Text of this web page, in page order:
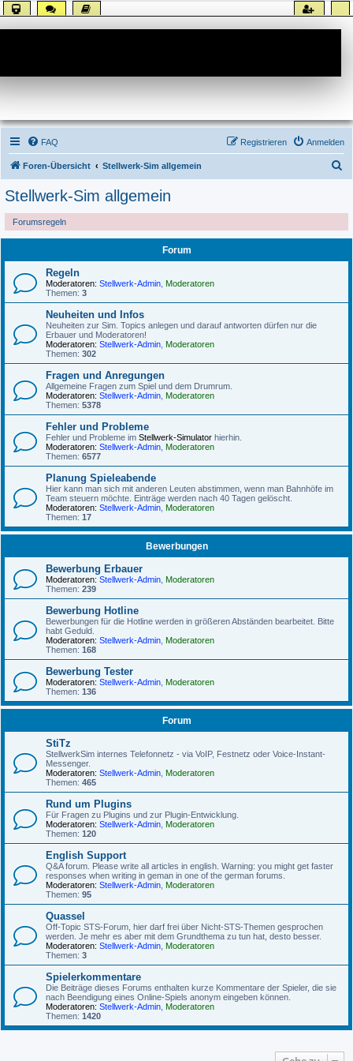
FAQ Anmelden
Registrieren
Foren-Übersicht Stellwerk-Sim allgemein
e
Stellwerk-Sim allgemein
Forumsregeln
Forum
Regeln
Moderatoren: Stellwerk-Admin Moderatoren
Themen: 3
Neuheiten und Infos
Neuheiten zur Sim. Topics anlegen und darauf antworten dürfen nur die
Erbauer und Moderatoren!
Moderatoren: Stellwerk-Admin Moderatoren
Themen: 302
Fragen und Anregungen
Allgemeine Fragen zum Spiel und dem Drumrum.
Moderatoren: Stellwerk-Admin Moderatoren
Themen: 5378
Fehler und Probleme
Fehler und Probleme im Stellwerk-Simulator hierhin.
Moderatoren: Stellwerk-Admin Moderatoren
Themen: 6577
Planung Spieleabende
Hier kann man sich mit anderen Leuten abstimmen, wenn man Bahnhöfe im
Team steuern möchte. Einträge werden nach 40 Tagen gelöscht.
Moderatoren: Stellwerk-Admin Moderatoren
Themen: 17
Bewerbungen
Bewerbung Erbauer
Moderatoren: Stellwerk-Admin Moderatoren
Themen: 239
Bewerbung Hotline
Bewerbungen für die Hotline werden in größeren Abständen bearbeitet. Bitte
habt Geduld.
Moderatoren: Stellwerk-Admin Moderatoren
Themen: 168
Bewerbung Tester
Moderatoren: Stellwerk-Admin Moderatoren
Themen: 136
Forum
StiTz
StellwerkSim internes Telefonnetz - via VoIP, Festnetz oder Voice-Instant-
Messenger.
Moderatoren: Stellwerk-Admin Moderatoren
Themen: 465
Rund um Plugins
Für Fragen zu Plugins und zur Plugin-Entwicklung.
Moderatoren: Stellwerk-Admin Moderatoren
Themen: 120
English Support
Q&A forum. Please write all articles in english. Warning: you might get faster
responses when writing in geman in one of the german forums.
Moderatoren: Stellwerk-Admin Moderatoren
Themen: 95
Quassel
Off-Topic STS-Forum, hier darf frei über Nicht-STS-Themen gesprochen
werden. Je mehr es aber mit dem Grundthema zu tun hat, desto besser.
Moderatoren: Stellwerk-Admin Moderatoren
Themen: 3
Spielerkommentare
Die Beiträge dieses Forums enthalten kurze Kommentare der Spieler, die sie
nach Beendigung eines Online-Spiels anonym eingeben können.
Moderatoren: Stellwerk-Admin Moderatoren
Themen: 1420